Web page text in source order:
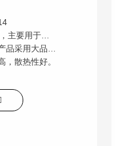
营造海洋蓝色调氛围，
，质量有保障，质保2年。
，散热性好。